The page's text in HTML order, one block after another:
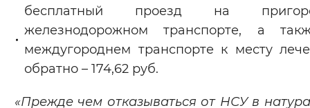
бесплатный проезд на
железнодорожном транспорте, а
междугороднем транспорте к месту
обратно – 174,62 руб.
«Прежде чем отказываться от НСУ в